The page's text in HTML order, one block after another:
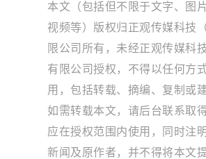
本文（包括但不限于文字、图
视频等）版权归正观传媒科技
限公司所有，未经正观传媒科
有限公司授权，不得以任何方
用，包括转载、摘编、复制或
如需转载本文，请后台联系取
应在授权范围内使用，同时注
新闻及原作者，并不得将本文